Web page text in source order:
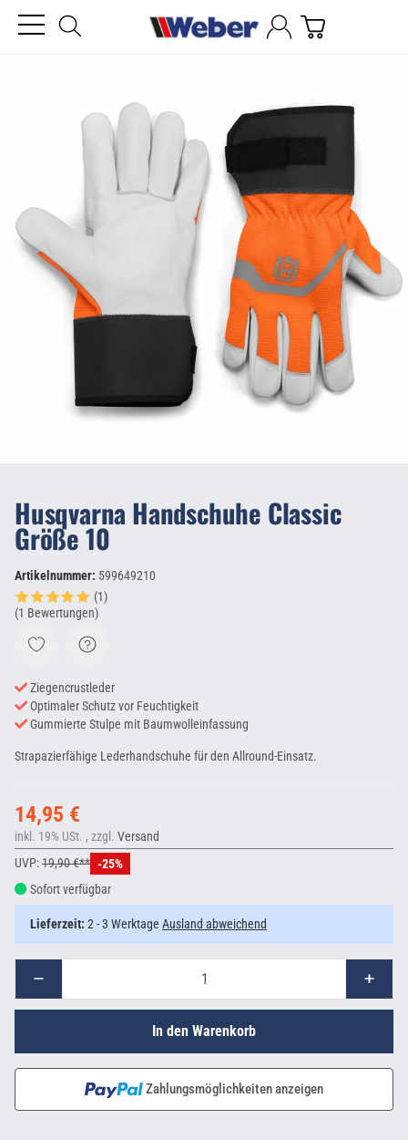
Husqvarna Handschuhe Classic
Größe 10
Artikelnummer: 599649210
(1)
(1 Bewertungen)
Ziegencrustleder
Optimaler Schutz vor Feuchtigkeit
Gummierte Stulpe mit Baumwolleinfassung
Strapazierfähige Lederhandschuhe für den Allround-Einsatz.
14,95 €
inkl. 19% USt. , zzgl. Versand
UVP:19,90 €** -25%
Sofort verfügbar
Lieferzeit: 2 - 3 Werktage Ausland abweichend
In den Warenkorb
Zahlungsmöglichkeiten anzeigen